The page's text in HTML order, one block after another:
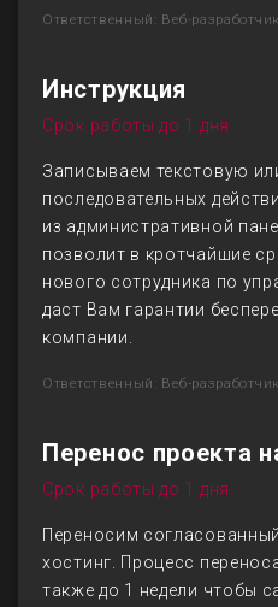
Ответственный: Веб-разработчик
Инструкция
Срок работы до 1 дня
Записываем текстовую
последовательных
из административной
позволит в кротчайшие
нового сотрудника по
даст Вам гарантии
компании.
Ответственный: Веб-разработчик
Перенос проекта
Срок работы до 1 дня
Переносим
хостинг. Процесс
также до 1 недели чтобы